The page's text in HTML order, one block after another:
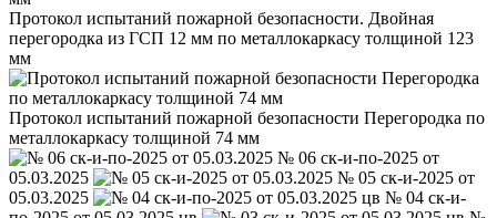
Протокол испытаний пожарной безопасности. Двойная
перегородка из ГСП 12 мм по металлокаркасу толщиной 123
мм
Протокол испытаний пожарной безопасности Перегородка по
металлокаркасу толщиной 74 мм
№ 06 ск-и-по-2025 от
05.03.2025
№ 05 ск-и-2025 от
05.03.2025
№ 04 ск-и-